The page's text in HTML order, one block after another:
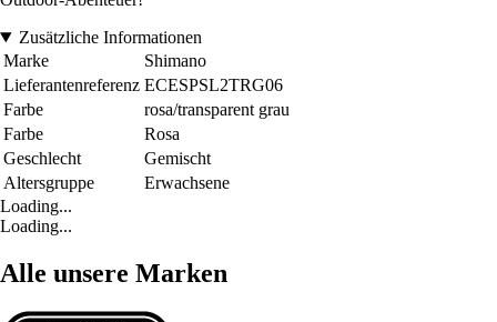
Zusätzliche Informationen
Marke
Shimano
Lieferantenreferenz ECESPSL2TRG06
Farbe
rosa/transparent grau
Farbe
Rosa
Geschlecht
Gemischt
Altersgruppe
Erwachsene
Loading...
Loading...
Alle unsere Marken